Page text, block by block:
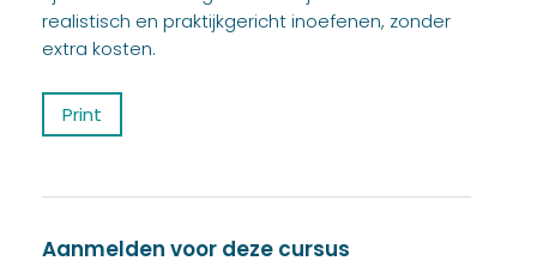
realistisch en praktijkgericht inoefenen, zonder
extra kosten.
Print
Aanmelden voor deze cursus